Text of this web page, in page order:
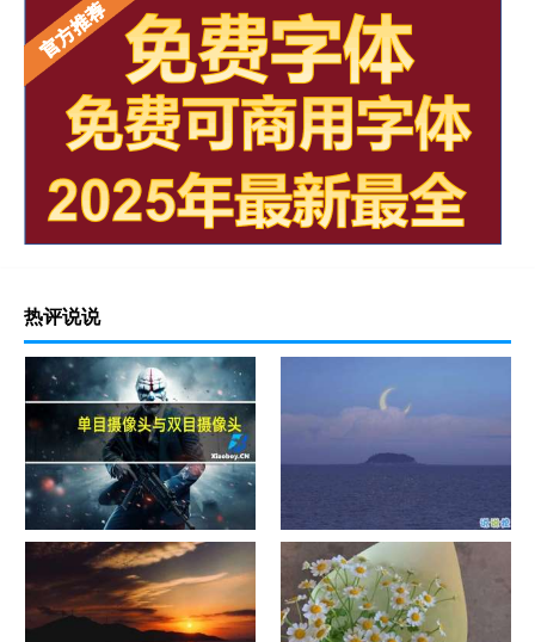
热评说说
单目摄像头与双目摄像头
晚安励志语录带图片 晚安心语
励志鸡汤